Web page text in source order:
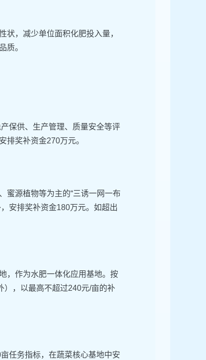
状，减少单位面积化肥投入量，
质。
保供、生产管理、质量安全等评
排奖补资金270万元。
蜜源植物等为主的“三诱一网一布
安排奖补资金180万元。如超出
，作为水肥一体化应用基地。按
），以最高不超过240元/亩的补
任务指标，在蔬菜核心基地中安